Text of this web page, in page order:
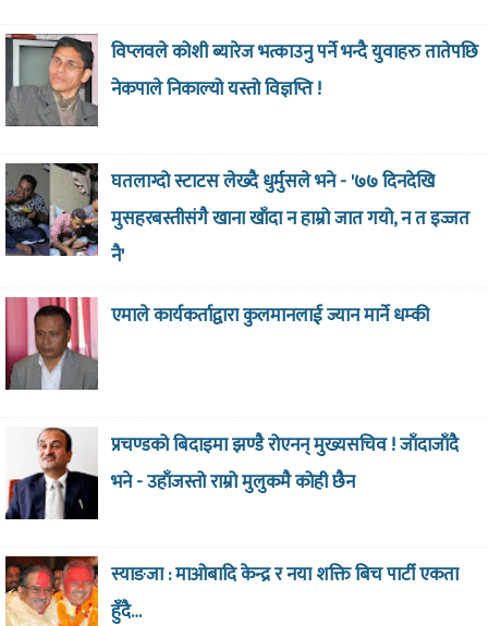
विप्लवले कोशी ब्यारेज भत्काउनु पर्ने भन्दै युवाहरु तातेपछि
नेकपाले निकाल्यो यस्तो विज्ञप्ति !
घतलाग्दो स्टाटस लेख्दै धुर्मुसले भने - '७७ दिनदेखि
मुसहरबस्तीसंगै खाना खाँदा न हाम्रो जात गयो, न त इज्जत
नै'
एमाले कार्यकर्ताद्वारा कुलमानलाई ज्यान मार्ने धम्की
प्रचण्डको बिदाइमा झण्डै रोएनन् मुख्यसचिव ! जाँदाजाँदै
भने - उहाँजस्तो राम्रो मुलुकमै कोही छैन
स्याङजा : माओबादि केन्द्र र नया शक्ति बिच पार्टी एकता
हुँदै…